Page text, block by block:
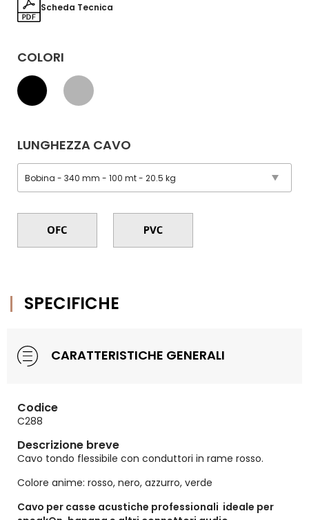
Scheda Tecnica
COLORI
LUNGHEZZA CAVO
SPECIFICHE
CARATTERISTICHE GENERALI
Codice
C288
Descrizione breve
Cavo tondo flessibile con conduttori in rame rosso.
Colore anime: rosso, nero, azzurro, verde
Cavo per casse acustiche professionali ideale per